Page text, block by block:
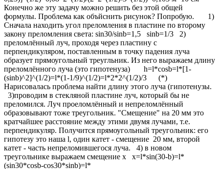
Конечно же эту задачу можно решить без этой общей
формулы. Проблема как объйснить рисунок? Попробую. 1)
Сначала находить угол преломления в пластине по второму
закону преломления света: sin30/sinb=1,5 sinb=1/3 2)
преломлённый луч, проходя через пластину с
перпендикуляром, поставленным в точку падения луча
образует прямоугольный треугльник. Из него выражаем длину
преломлённого луча (это гипотенуза) h=l*cosb=l*[1-
(sinb)^2]^(1/2)=l*(1-1/9)^(1/2)=l*2*2^(1/2)/3 (*)
Нарисовалась проблема найти длину этого луча (гипотенузы.
3)проводим в стекляной пластине луч, который бы не
преломился. Луч проеломлённый и непреломлённый
образовывают тоже треугольник. "Смещение" на 20 мм это
кратчайшее расстояние между этими двумя лучами, т.е.
перпендикуляр. Получится прямоугольный треугольник: его
гипотезу это наша l, один катет - смещение 20 мм, второй
катет - часть непреломившегося луча. 4) в новом
треугольнике выражаем смещение х x=l*sin(30-b)=l*
(sin30*cosb-cos30*sinb)=l*